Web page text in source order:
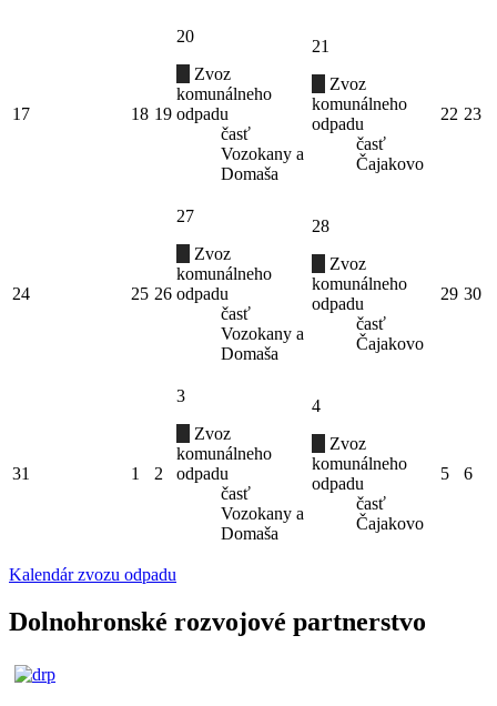
17 18 19
20
Zvoz
komunálneho
odpadu
časť
Vozokany a
Domaša
21
Zvoz
komunálneho
odpadu
časť
Čajakovo
22 23
24 25 26
27
Zvoz
komunálneho
odpadu
časť
Vozokany a
Domaša
28
Zvoz
komunálneho
odpadu
časť
Čajakovo
29 30
31 1 2
3
Zvoz
komunálneho
odpadu
časť
Vozokany a
Domaša
4
Zvoz
komunálneho
odpadu
časť
Čajakovo
5 6
Kalendár zvozu odpadu
Dolnohronské rozvojové partnerstvo